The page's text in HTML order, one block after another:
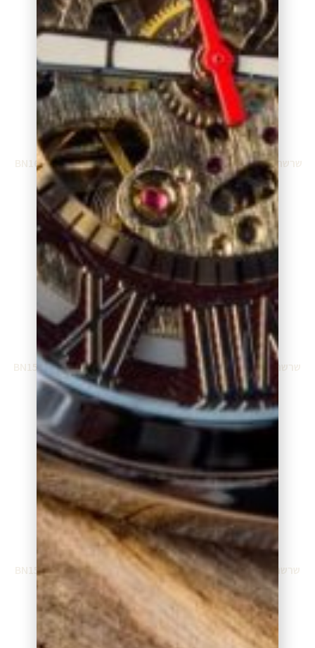
הוספה לסל הוספה לסל
שרשרת בונורוטי BN16220WW
₪394.00
הוספה לסל
שרשרת בונורוטי BN16220RW
₪394.00
הוספה לסל
שרשרת בונורוטי BN16220BW
₪394.00
הוספה לסל
שרשרת בונורוטי BN15425WW
₪682.00
הוספה לסל
שרשרת בונורוטי BN15424WS
₪197.00
הוספה לסל
שרשרת בונורוטי BN15424WR
₪197.00
הוספה לסל